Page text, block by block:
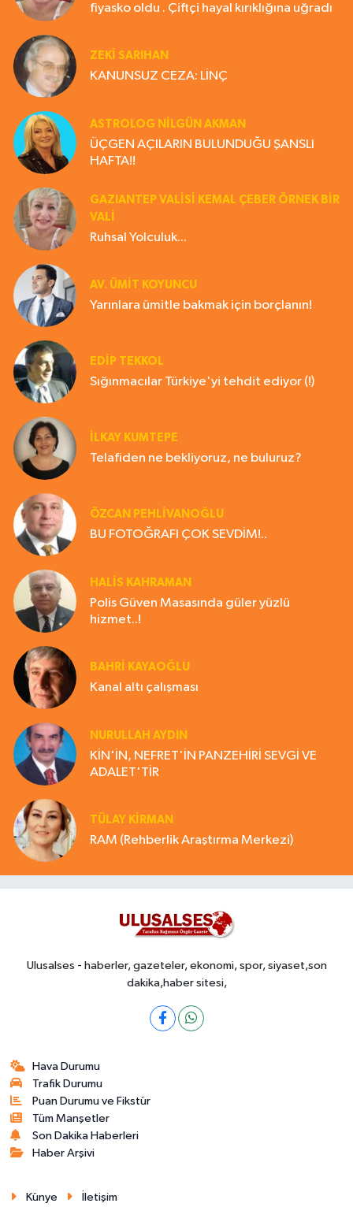
fiyasko oldu . Çiftçi hayal kırıklığına uğradı
ZEKI SARIHAN
KANUNSUZ CEZA: LİNÇ
ASTROLOG NILGÜN AKMAN
ÜÇGEN AÇILARIN BULUNDUĞU ŞANSLI
HAFTA!!
GAZIANTEP VALISI KEMAL ÇEBER ÖRNEK BİR
VALİ
Ruhsal Yolculuk...
AV. ÜMIT KOYUNCU
Yarınlara ümitle bakmak için borçlanın!
EDIP TEKKOL
Sığınmacılar Türkiye'yi tehdit ediyor (!)
İLKAY KUMTEPE
Telafiden ne bekliyoruz, ne buluruz?
ÖZCAN PEHLİVANOĞLU
BU FOTOĞRAFI ÇOK SEVDİM!..
HALIS KAHRAMAN
Polis Güven Masasında güler yüzlü
hizmet..!
BAHRI KAYAOĞLU
Kanal altı çalışması
NURULLAH AYDIN
KİN'İN, NEFRET'İN PANZEHİRİ SEVGİ VE
ADALET'TİR
TÜLAY KİRMAN
RAM (Rehberlik Araştırma Merkezi)
Ulusalses - haberler, gazeteler, ekonomi, spor, siyaset,son
dakika,haber sitesi,
Hava Durumu
Trafik Durumu
Puan Durumu ve Fikstür
Tüm Manşetler
Son Dakika Haberleri
Haber Arşivi
Künye İletişim